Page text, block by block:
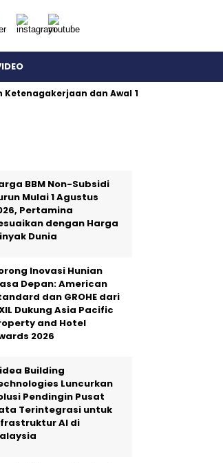
dan Awal Terbongkarnya
BBM Non-Subsidi
Mulai 1 Agustus
Pertamina
dengan Harga
Dunia
Inovasi Hunian
Depan: American
dan GROHE dari
Dukung Asia Pacific
and Hotel
2026
Building
Luncurkan
Pendingin Pusat
Terintegrasi untuk
AI di